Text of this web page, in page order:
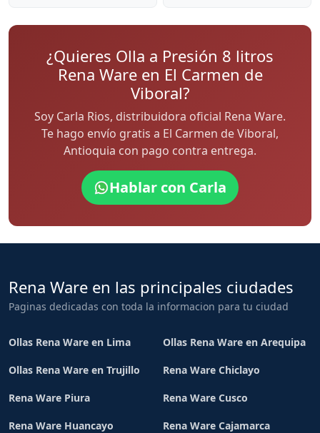
¿Quieres Olla a Presión 8 litros
Rena Ware en El Carmen de
Viboral?
Soy Carla Rios, distribuidora oficial Rena Ware.
Te hago envío gratis a El Carmen de Viboral,
Antioquia con pago contra entrega.
Hablar con Carla
Rena Ware en las principales ciudades
Paginas dedicadas con toda la informacion para tu ciudad
Ollas Rena Ware en Lima Ollas Rena Ware en Arequipa
Ollas Rena Ware en Trujillo Rena Ware Chiclayo
Rena Ware Piura Rena Ware Cusco
Rena Ware Huancayo Rena Ware Cajamarca